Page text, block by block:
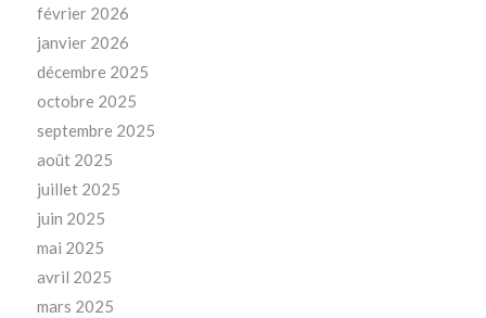
février 2026
janvier 2026
décembre 2025
octobre 2025
septembre 2025
août 2025
juillet 2025
juin 2025
mai 2025
avril 2025
mars 2025